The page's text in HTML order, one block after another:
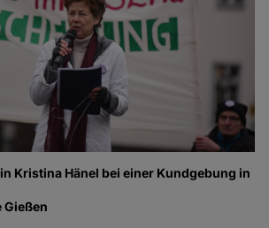
Kristina Hänel bei einer Kundgebung in
Gießen